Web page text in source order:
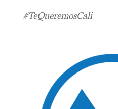
#TeQueremosCali